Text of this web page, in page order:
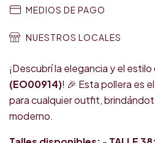
MEDIOS DE PAGO
NUESTROS LOCALES
¡Descubrí la elegancia y el estilo
(EO00914)! 🎉 Esta pollera es
para cualquier outfit,
moderno.